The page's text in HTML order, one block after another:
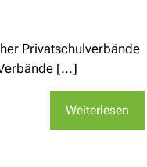
Privatschulverbände
[...]
Weiterlesen